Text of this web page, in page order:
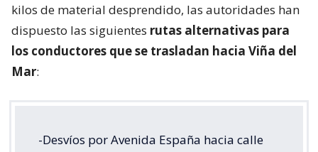
kilos de material desprendido, las autoridades han
dispuesto las siguientes rutas alternativas para
los conductores que se trasladan hacia Viña del
Mar:
-Desvíos por Avenida España hacia calle